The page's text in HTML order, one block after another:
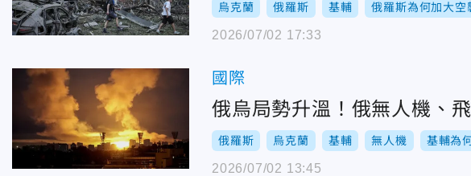
烏克蘭 俄羅斯 基輔 俄羅斯為何加大空
2026/07/02 17:33
國際
俄烏局勢升溫！俄無人機、
俄羅斯 烏克蘭 基輔 無人機 基輔為
2026/07/02 13:45